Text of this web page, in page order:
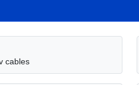
cables